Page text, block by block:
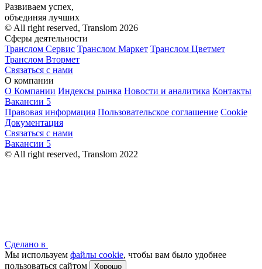
Развиваем успех,
объединяя лучших
© All right reserved, Translom 2026
Сферы деятельности
Транслом Сервис Транслом Маркет Транслом Цветмет
Транслом Втормет
Связаться с нами
О компании
О Компании Индексы рынка Новости и аналитика Контакты
Вакансии 5
Правовая информация Пользовательское соглашение Cookie
Документация
Связаться с нами
Вакансии 5
© All right reserved, Translom 2022
Сделано в
Мы используем файлы cookie, чтобы вам было удобнее
пользоваться сайтом
Хорошо